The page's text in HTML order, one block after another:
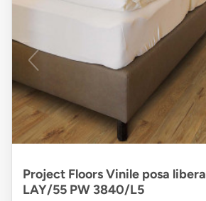
Project Floors Vinile posa
LAY/55 PW 3840/L5